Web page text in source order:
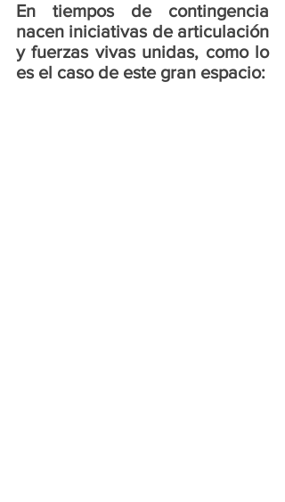
En tiempos de contingencia
nacen iniciativas de articulación
y fuerzas vivas unidas, como lo
es el caso de este gran espacio: